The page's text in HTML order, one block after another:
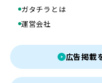
ガタチラとは
運営会社
広告掲載